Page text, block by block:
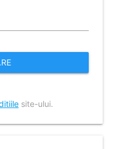
site-ului.